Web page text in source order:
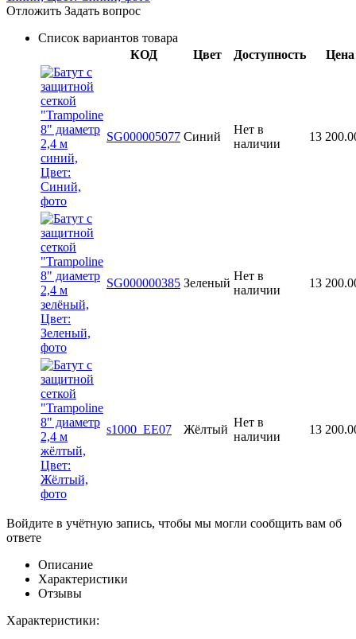
Отложить Задать вопрос
Список вариантов товара
КОД
Цвет Доступность Цена
SG000005077 Синий
Нет в
наличии
13
SG000000385 Зеленый
Нет в
наличии
13
s1000_EE07 Жёлтый
Нет в
наличии
13
Войдите в учётную запись, чтобы мы могли сообщить вам об
ответе
Описание
Характеристики
Отзывы
Характеристики: